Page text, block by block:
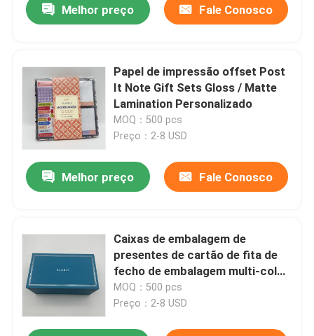
Melhor preço Fale Conosco
Papel de impressão offset Post
It Note Gift Sets Gloss / Matte
Lamination Personalizado
MOQ：500 pcs
Preço：2-8 USD
Melhor preço Fale Conosco
Caixas de embalagem de
presentes de cartão de fita de
fecho de embalagem multi-color
para embrulho de presentes
MOQ：500 pcs
Preço：2-8 USD